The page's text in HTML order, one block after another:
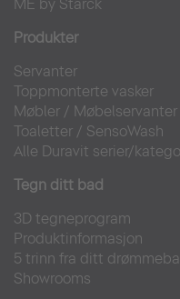
ME by Starck
Produkter
Servanter
Toppmonterte vasker
Møbler / Møbelservanter
Toaletter / SensoWash
Alle Duravit serier/
Tegn ditt bad
3D tegneprogram
Produktinformasjon
5 trinn fra ditt
Showrooms